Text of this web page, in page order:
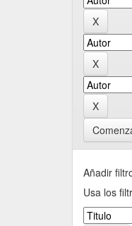
Añadir
Usa los